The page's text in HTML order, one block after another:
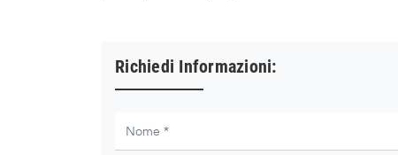
Richiedi Informazioni: